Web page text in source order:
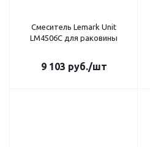
Смеситель Lemark Unit
LM4506C для раковины
9 103 руб./шт